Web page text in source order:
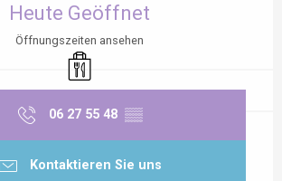
Heute Geöffnet
Öffnungszeiten ansehen
Verkauf zum Mitnehmen
06 27 55 48 ▒▒
Kontaktieren Sie uns